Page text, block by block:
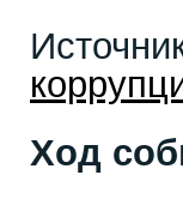
Ход